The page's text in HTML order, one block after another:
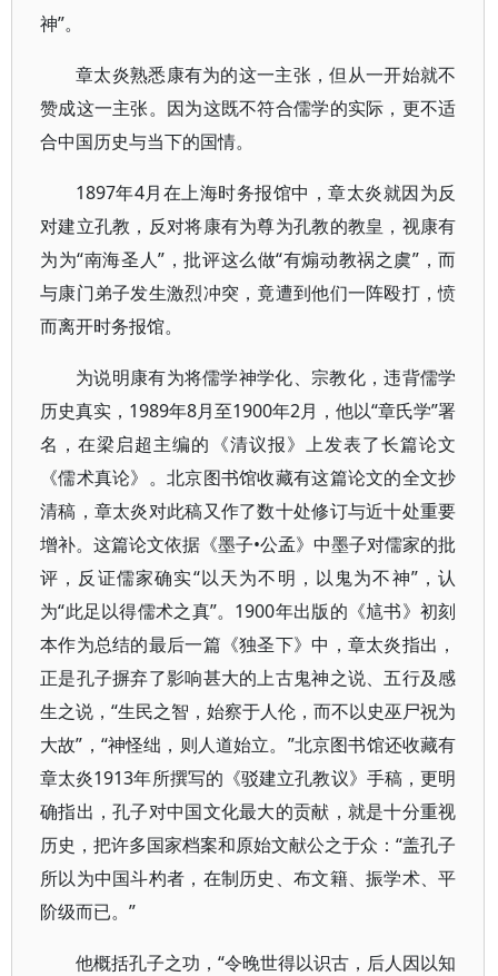
神”。
章太炎熟悉康有为的这一主张，但从一开始就不
赞成这一主张。因为这既不符合儒学的实际，更不适
合中国历史与当下的国情。
1897年4月在上海时务报馆中，章太炎就因为反
对建立孔教，反对将康有为尊为孔教的教皇，视康有
为为“南海圣人”，批评这么做“有煽动教祸之虞”，而
与康门弟子发生激烈冲突，竟遭到他们一阵殴打，愤
而离开时务报馆。
为说明康有为将儒学神学化、宗教化，违背儒学
历史真实，1989年8月至1900年2月，他以“章氏学”署
名，在梁启超主编的《清议报》上发表了长篇论文
《儒术真论》。北京图书馆收藏有这篇论文的全文抄
清稿，章太炎对此稿又作了数十处修订与近十处重要
增补。这篇论文依据《墨子•公孟》中墨子对儒家的批
评，反证儒家确实“以天为不明，以鬼为不神”，认
为“此足以得儒术之真”。1900年出版的《訄书》初刻
本作为总结的最后一篇《独圣下》中，章太炎指出，
正是孔子摒弃了影响甚大的上古鬼神之说、五行及感
生之说，“生民之智，始察于人伦，而不以史巫尸祝为
大故”，“神怪绌，则人道始立。”北京图书馆还收藏有
章太炎1913年所撰写的《驳建立孔教议》手稿，更明
确指出，孔子对中国文化最大的贡献，就是十分重视
历史，把许多国家档案和原始文献公之于众：“盖孔子
所以为中国斗杓者，在制历史、布文籍、振学术、平
阶级而已。”
他概括孔子之功，“令晚世得以识古，后人因以知